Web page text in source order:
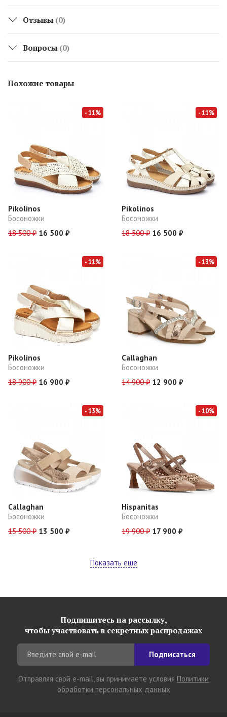
Отзывы (0)
Вопросы (0)
Похожие товары
- 11%
Pikolinos
Босоножки
18 500 ₽ 16 500 ₽
- 11%
Pikolinos
Босоножки
18 500 ₽ 16 500 ₽
- 11%
Pikolinos
Босоножки
18 900 ₽ 16 900 ₽
- 13%
Callaghan
Босоножки
14 900 ₽ 12 900 ₽
- 13%
Callaghan
Босоножки
15 500 ₽ 13 500 ₽
- 10%
Hispanitas
Босоножки
19 900 ₽ 17 900 ₽
Показать еще
Подпишитесь на рассылку,
чтобы участвовать в секретных распродажах
Подписаться
Отправляя свой e-mail, вы принимаете условия Политики
обработки персональных данных